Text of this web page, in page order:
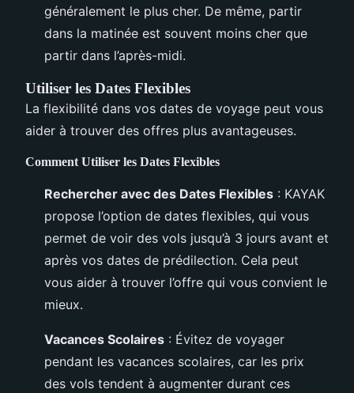
généralement le plus cher. De même, partir
dans la matinée est souvent moins cher que
partir dans l’après-midi.
Utiliser les Dates Flexibles
La flexibilité dans vos dates de voyage peut vous
aider à trouver des offres plus avantageuses.
Comment Utiliser les Dates Flexibles
Rechercher avec des Dates Flexibles : KAYAK
propose l’option de dates flexibles, qui vous
permet de voir des vols jusqu’à 3 jours avant et
après vos dates de prédilection. Cela peut
vous aider à trouver l’offre qui vous convient le
mieux.
Vacances Scolaires : Évitez de voyager
pendant les vacances scolaires, car les prix
des vols tendent à augmenter durant ces